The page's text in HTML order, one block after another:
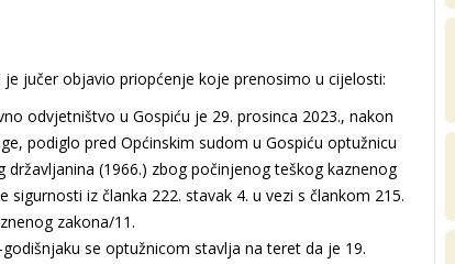
je jučer objavio priopćenje koje prenosimo u cijelosti:
odvjetništvo u Gospiću je 29. prosinca 2023., nakon
podiglo pred Općinskim sudom u Gospiću optužnicu
državljanina (1966.) zbog počinjenog teškog kaznenog
sigurnosti iz članka 222. stavak 4. u vezi s člankom 215.
zakona/11.
se optužnicom stavlja na teret da je 19.